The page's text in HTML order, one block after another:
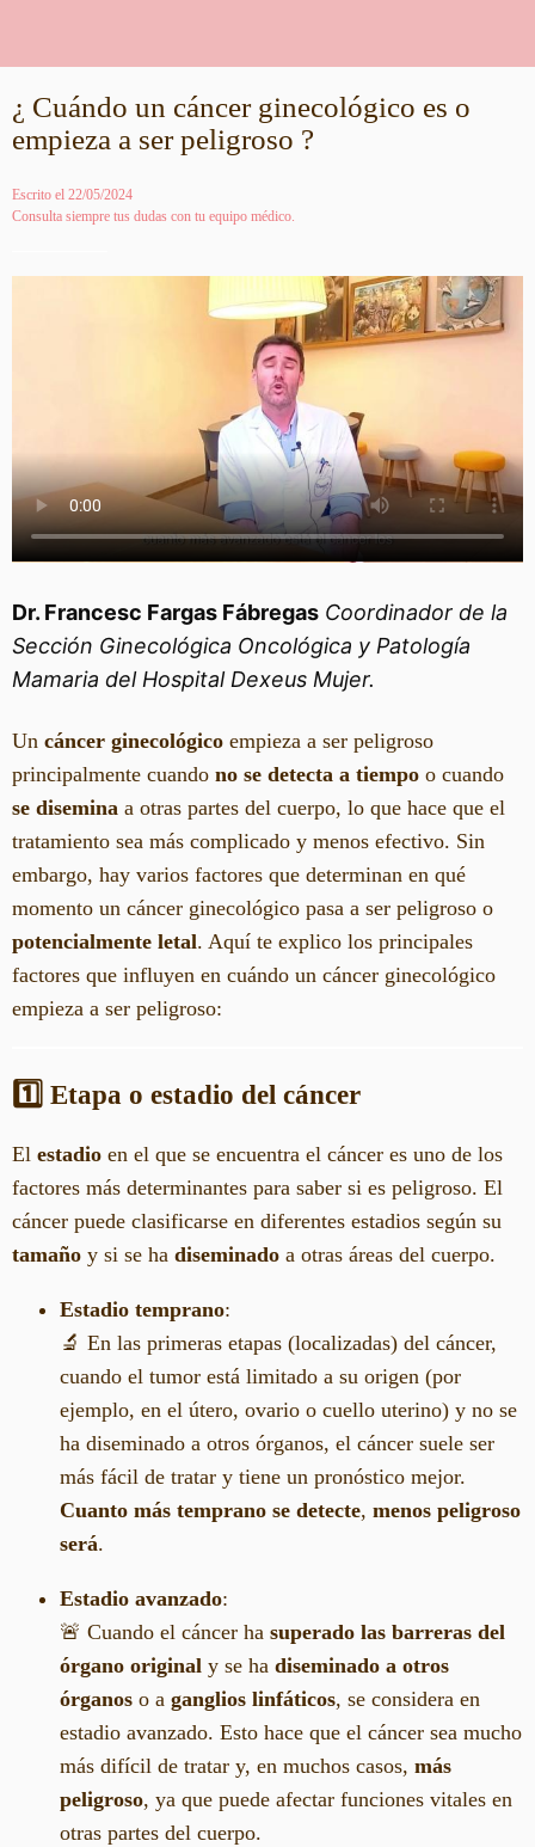
¿ Cuándo un cáncer ginecológico es o
empieza a ser peligroso ?
Escrito el 22/05/2024
Consulta siempre tus dudas con tu equipo médico.
Dr. Francesc Fargas Fábregas Coordinador de la
Sección Ginecológica Oncológica y Patología
Mamaria del Hospital Dexeus Mujer.
Un cáncer ginecológico empieza a ser peligroso
principalmente cuando no se detecta a tiempo o cuando
se disemina a otras partes del cuerpo, lo que hace que el
tratamiento sea más complicado y menos efectivo. Sin
embargo, hay varios factores que determinan en qué
momento un cáncer ginecológico pasa a ser peligroso o
potencialmente letal. Aquí te explico los principales
factores que influyen en cuándo un cáncer ginecológico
empieza a ser peligroso:
1️⃣ Etapa o estadio del cáncer
El estadio en el que se encuentra el cáncer es uno de los
factores más determinantes para saber si es peligroso. El
cáncer puede clasificarse en diferentes estadios según su
tamaño y si se ha diseminado a otras áreas del cuerpo.
Estadio temprano:
🔬 En las primeras etapas (localizadas) del cáncer,
cuando el tumor está limitado a su origen (por
ejemplo, en el útero, ovario o cuello uterino) y no se
ha diseminado a otros órganos, el cáncer suele ser
más fácil de tratar y tiene un pronóstico mejor.
Cuanto más temprano se detecte, menos peligroso
será.
Estadio avanzado:
🚨 Cuando el cáncer ha superado las barreras del
órgano original y se ha diseminado a otros
órganos o a ganglios linfáticos, se considera en
estadio avanzado. Esto hace que el cáncer sea mucho
más difícil de tratar y, en muchos casos, más
peligroso, ya que puede afectar funciones vitales en
otras partes del cuerpo.